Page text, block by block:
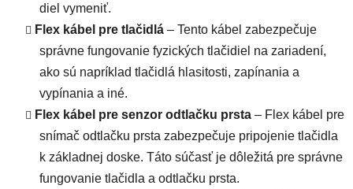
diel vymeniť.
Flex kábel pre tlačidlá – Tento kábel zabezpečuje
správne fungovanie fyzických tlačidiel na zariadení,
ako sú napríklad tlačidlá hlasitosti, zapínania a
vypínania a iné.
Flex kábel pre senzor odtlačku prsta – Flex kábel pre
snímač odtlačku prsta zabezpečuje pripojenie tlačidla
k základnej doske. Táto súčasť je dôležitá pre správne
fungovanie tlačidla a odtlačku prsta.